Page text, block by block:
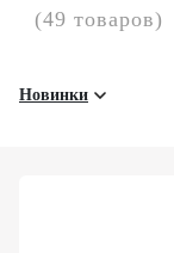
(49 товаров)
Новинки